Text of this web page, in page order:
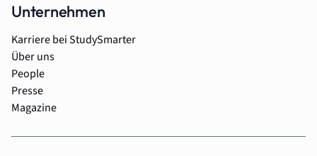
Unternehmen
Karriere bei StudySmarter
Über uns
People
Presse
Magazine